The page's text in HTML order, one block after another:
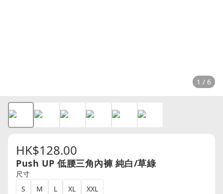
1 / 6
HK$128.00
Push UP 低腰三角內褲 純白/草綠
尺寸
S
M L XL
XXL